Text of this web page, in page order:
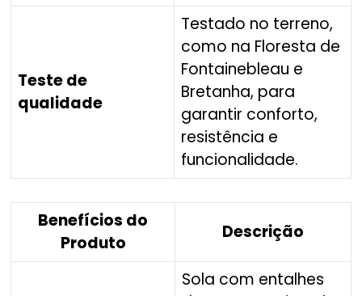
Teste de
qualidade
Testado no terreno,
como na Floresta de
Fontainebleau e
Bretanha, para
garantir conforto,
resistência e
funcionalidade.
Benefícios do
Produto
Descrição
Sola com entalhes